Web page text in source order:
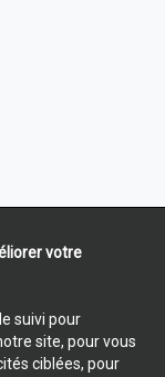
votre
suivi pour
site, pour vous
ciblées, pour